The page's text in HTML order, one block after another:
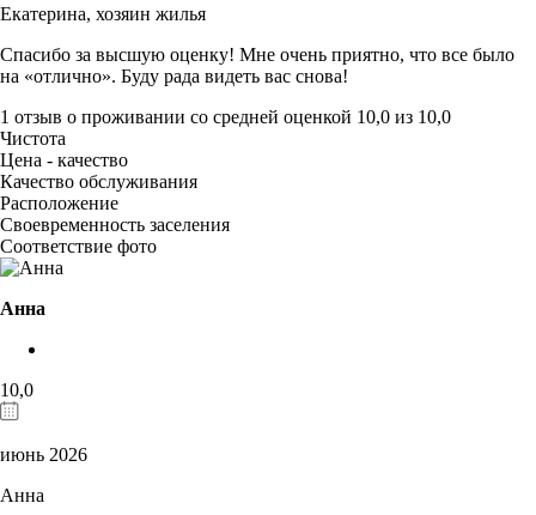
Екатерина, хозяин жилья
Спасибо за высшую оценку! Мне очень приятно, что все было
на «отлично». Буду рада видеть вас снова!
1 отзыв о проживании со средней оценкой 10,0 из 10,0
Чистота
Цена - качество
Качество обслуживания
Расположение
Своевременность заселения
Соответствие фото
Анна
10,0
июнь 2026
Анна